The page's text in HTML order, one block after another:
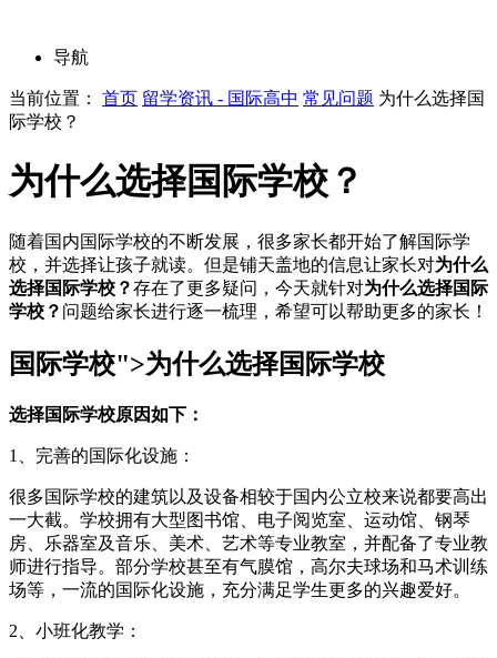
导航
当前位置： 首页 留学资讯 - 国际高中 常见问题 为什么选择国
际学校？
为什么选择国际学校？
随着国内国际学校的不断发展，很多家长都开始了解国际学
校，并选择让孩子就读。但是铺天盖地的信息让家长对为什么
选择国际学校？存在了更多疑问，今天就针对为什么选择国际
学校？ 问题给家长进行逐一梳理，希望可以帮助更多的家长！
国际学校">为什么选择国际学校
选择国际学校原因如下：
1、完善的国际化设施：
很多国际学校的建筑以及设备相较于国内公立校来说都要高出
一大截。学校拥有大型图书馆、电子阅览室、运动馆、钢琴
房、乐器室及音乐、美术、艺术等专业教室，并配备了专业教
师进行指导。部分学校甚至有气膜馆，高尔夫球场和马术训练
场等，一流的国际化设施，充分满足学生更多的兴趣爱好。
2、小班化教学：